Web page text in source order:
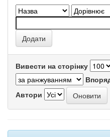
Вивести на сторінку
Автори